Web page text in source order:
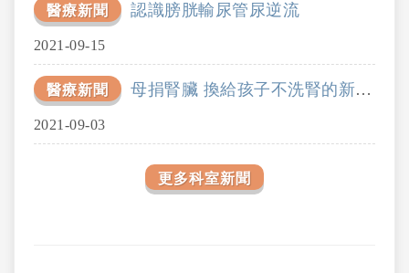
醫療新聞 認識膀胱輸尿管尿逆流
2021-09-15
醫療新聞 母捐腎臟 換給孩子不洗腎的新人生
2021-09-03
更多科室新聞